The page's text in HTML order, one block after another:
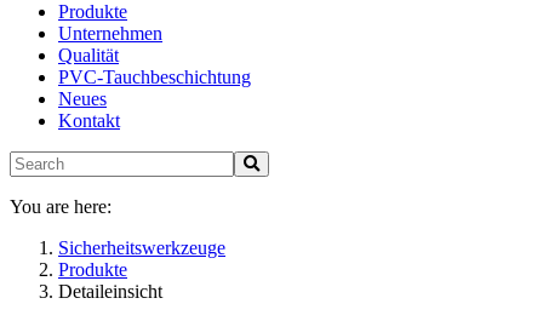
Produkte
Unternehmen
Qualität
PVC-Tauchbeschichtung
Neues
Kontakt
You are here:
Sicherheitswerkzeuge
Produkte
Detaileinsicht